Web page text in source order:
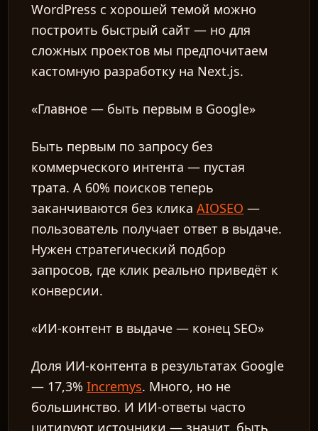
WordPress с хорошей темой можно
построить быстрый сайт — но для
сложных проектов мы предпочитаем
кастомную разработку на Next.js.
«Главное — быть первым в Google»
Быть первым по запросу без
коммерческого интента — пустая
трата. А 60% поисков теперь
заканчиваются без кликаAIOSEO —
пользователь получает ответ в выдаче.
Нужен стратегический подбор
запросов, где клик реально приведёт к
конверсии.
«ИИ-контент в выдаче — конец SEO»
Доля ИИ-контента в результатах Google
— 17,3%Incremys. Много, но не
большинство. И ИИ-ответы часто
цитируют источники — значит, быть